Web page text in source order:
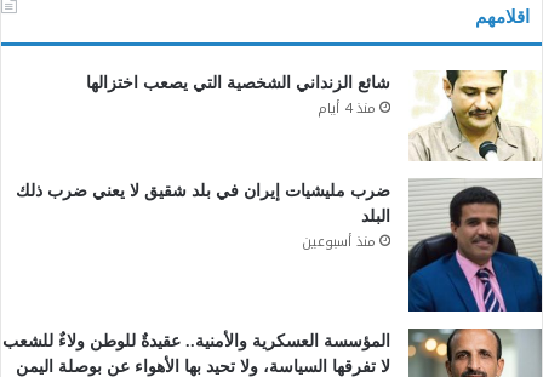
اقلامهم
شائع الزنداني الشخصية التي يصعب اختزالها
منذ 4 أيام
ضرب مليشيات إيران في بلد شقيق لا يعني ضرب ذلك
البلد
منذ أسبوعين
المؤسسة العسكرية والأمنية.. عقيدةٌ للوطن ولاءٌ للشعب
لا تفرقها السياسة، ولا تحيد بها الأهواء عن بوصلة اليمن